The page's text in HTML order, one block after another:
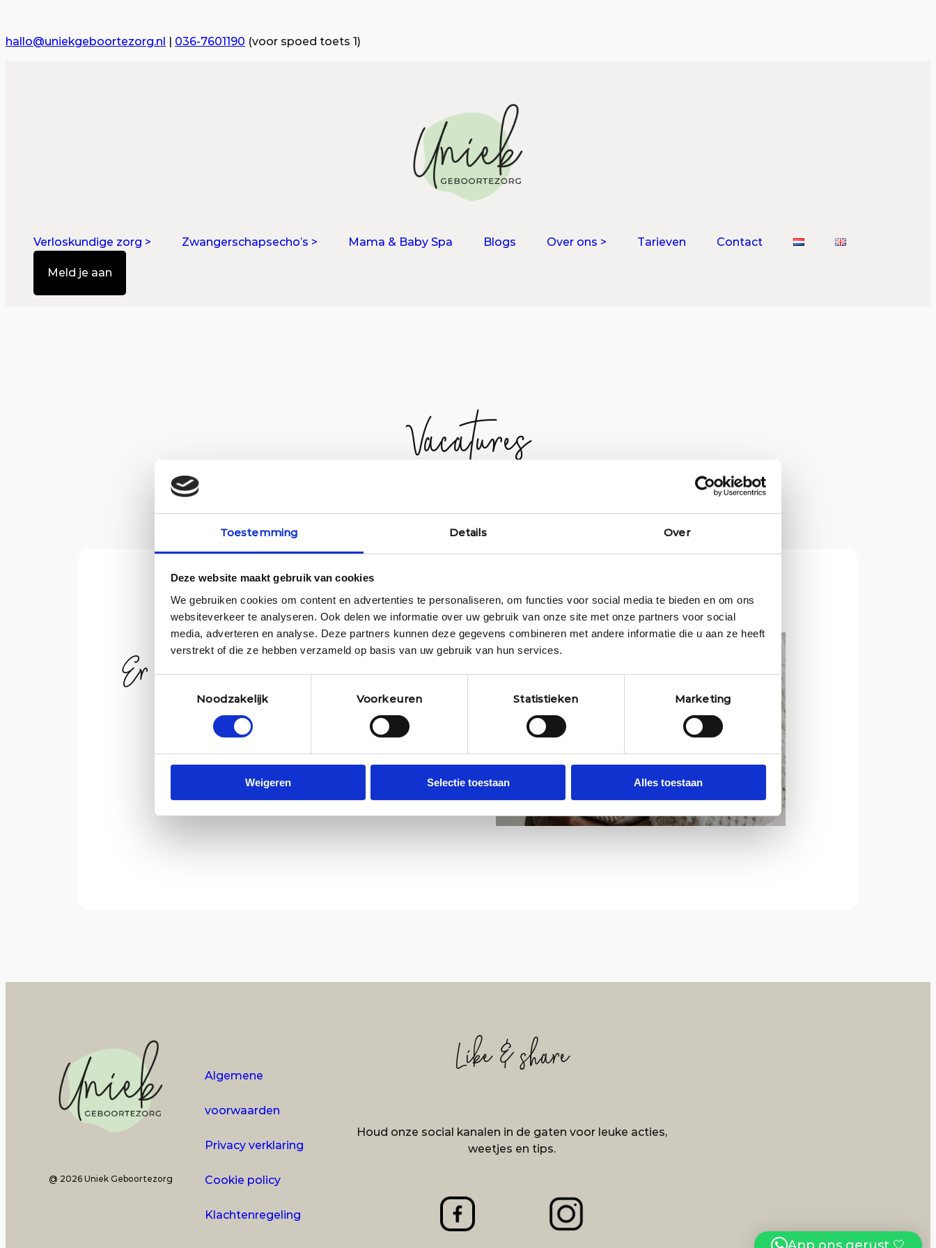
Toestemming Details Over
Deze website maakt gebruik van cookies
We gebruiken cookies om content en advertenties te personaliseren, om functies voor social media te bieden en om ons
websiteverkeer te analyseren. Ook delen we informatie over uw gebruik van onze site met onze partners voor social
media, adverteren en analyse. Deze partners kunnen deze gegevens combineren met andere informatie die u aan ze heeft
verstrekt of die ze hebben verzameld op basis van uw gebruik van hun services.
Noodzakelijk Voorkeuren Statistieken Marketing
Weigeren Selectie toestaan Alles toestaan
de
hallo@uniekgeboortezorg.nl | 036-7601190 (voor spoed toets 1)
Verloskundige zorg > Zwangerschapsecho’s > Mama & Baby Spa Blogs Over ons > Tarieven Contact
Meld je aan
Vacatures
Kom jij ons unieke team versterken? Bekijk deze pagina voor actuele vacatures.Vacancies
Er zijn momenteel geen vacatures.
@ 2026 Uniek Geboortezorg
Algemene
voorwaarden
Privacy verklaring
Cookie policy
Klachtenregeling
Like & share
Houd onze social kanalen in de gaten voor leuke acties,
weetjes en tips.
App ons gerust 🤍